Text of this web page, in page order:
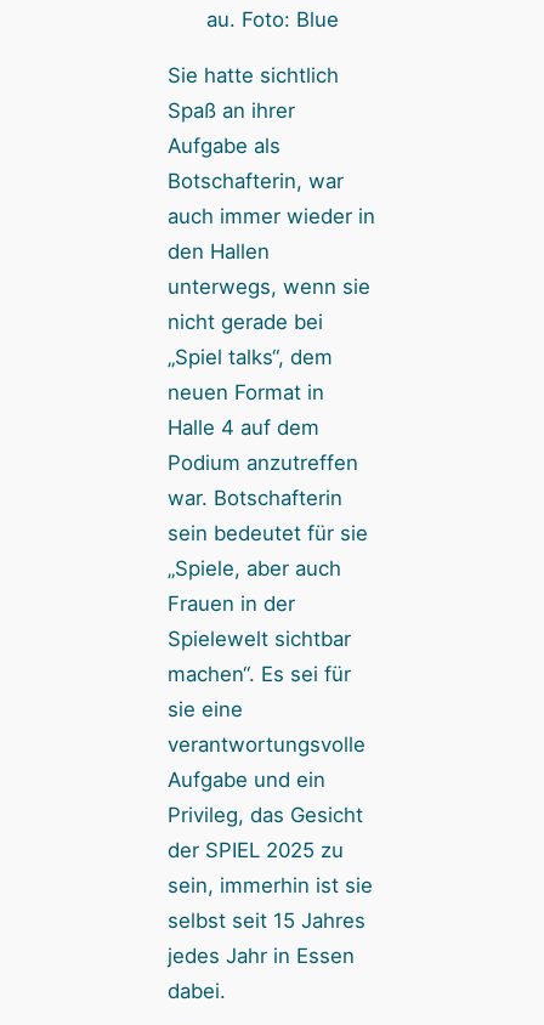
au. Foto: Blue
Sie hatte sichtlich
Spaß an ihrer
Aufgabe als
Botschafterin, war
auch immer wieder in
den Hallen
unterwegs, wenn sie
nicht gerade bei
„Spiel talks“, dem
neuen Format in
Halle 4 auf dem
Podium anzutreffen
war. Botschafterin
sein bedeutet für sie
„Spiele, aber auch
Frauen in der
Spielewelt sichtbar
machen“. Es sei für
sie eine
verantwortungsvolle
Aufgabe und ein
Privileg, das Gesicht
der SPIEL 2025 zu
sein, immerhin ist sie
selbst seit 15 Jahres
jedes Jahr in Essen
dabei.